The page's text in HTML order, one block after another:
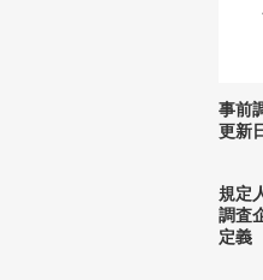
事前
更新
規定
調査
定義